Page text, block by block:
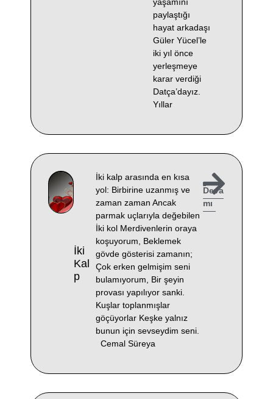
yaşamını
paylaştığı
hayat arkadaşı
Güler Yücel’le
iki yıl önce
yerleşmeye
karar verdiği
Datça’dayız.
Yıllar
İki
Kal
P
İki kalp arasında en kısa
yol: Birbirine uzanmış ve
zaman zaman Ancak
parmak uçlarıyla değebilen
İki kol Merdivenlerin oraya
koşuyorum, Beklemek
gövde gösterisi zamanın;
Çok erken gelmişim seni
bulamıyorum, Bir şeyin
provası yapılıyor sanki.
Kuşlar toplanmışlar
göçüyorlar Keşke yalnız
bunun için sevseydim seni.
Cemal Süreya
Deva
mı